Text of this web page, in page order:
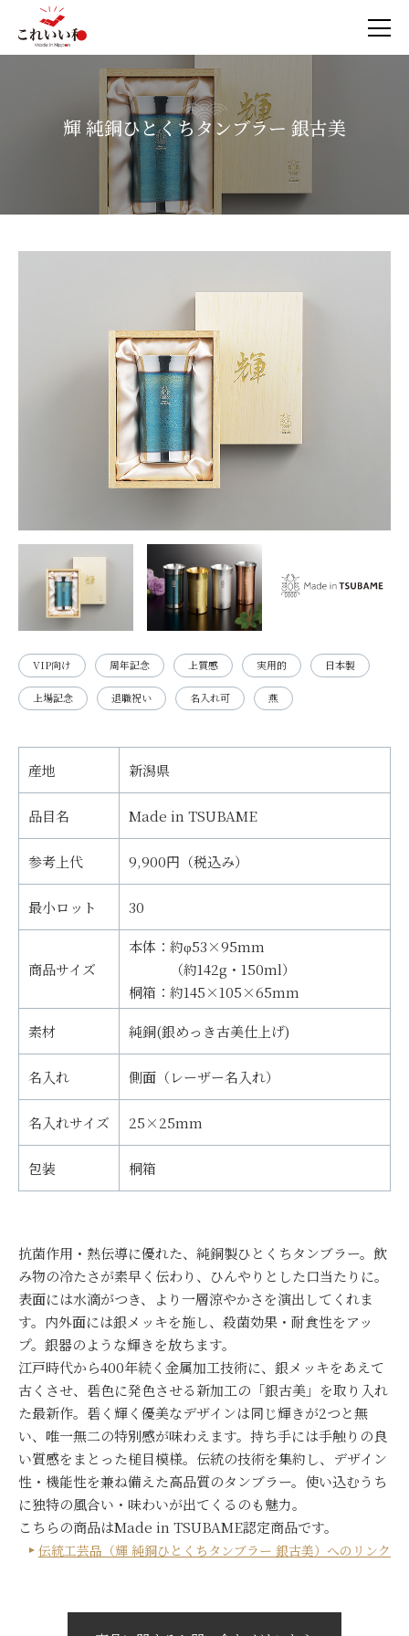
輝 純銅ひとくちタンブラー 銀古美
VIP向け 周年記念 上質感 実用的 日本製
上場記念 退職祝い 名入れ可 燕
産地 新潟県
品目名 Made in TSUBAME
参考上代 9,900円（税込み）
最小ロット 30
商品サイズ
本体：約φ53×95mm
（約142g・150ml）
桐箱：約145×105×65mm
素材 純銅(銀めっき古美仕上げ)
名入れ 側面（レーザー名入れ）
名入れサイズ 25×25mm
包装 桐箱
抗菌作用・熱伝導に優れた、純銅製ひとくちタンブラー。飲
み物の冷たさが素早く伝わり、ひんやりとした口当たりに。
表面には水滴がつき、より一層涼やかさを演出してくれま
す。内外面には銀メッキを施し、殺菌効果・耐食性をアッ
プ。銀器のような輝きを放ちます。
江戸時代から400年続く金属加工技術に、銀メッキをあえて
古くさせ、碧色に発色させる新加工の「銀古美」を取り入れ
た最新作。碧く輝く優美なデザインは同じ輝きが2つと無
い、唯一無二の特別感が味わえます。持ち手には手触りの良
い質感をまとった槌目模様。伝統の技術を集約し、デザイン
性・機能性を兼ね備えた高品質のタンブラー。使い込むうち
に独特の風合い・味わいが出てくるのも魅力。
こちらの商品はMade in TSUBAME認定商品です。
伝統工芸品（輝 純銅ひとくちタンブラー 銀古美）へのリンク